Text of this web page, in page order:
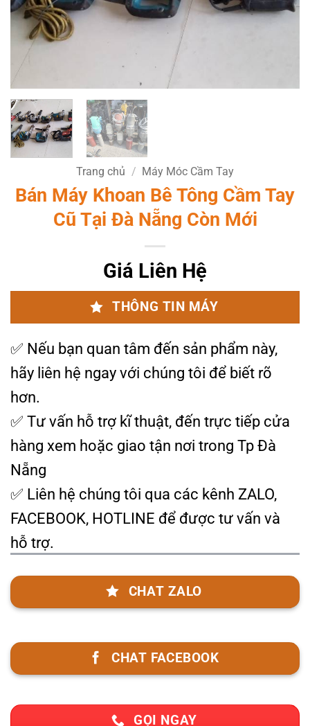
Trang chủ / Máy Móc Cầm Tay
Bán Máy Khoan Bê Tông Cầm Tay
Cũ Tại Đà Nẵng Còn Mới
Giá Liên Hệ
THÔNG TIN MÁY
✅ Nếu bạn quan tâm đến sản phẩm này,
hãy liên hệ ngay với chúng tôi để biết rõ
hơn.
✅ Tư vấn hỗ trợ kĩ thuật, đến trực tiếp cửa
hàng xem hoặc giao tận nơi trong Tp Đà
Nẵng
✅ Liên hệ chúng tôi qua các kênh ZALO,
FACEBOOK, HOTLINE để được tư vấn và
hỗ trợ.
CHAT ZALO
CHAT FACEBOOK
GỌI NGAY